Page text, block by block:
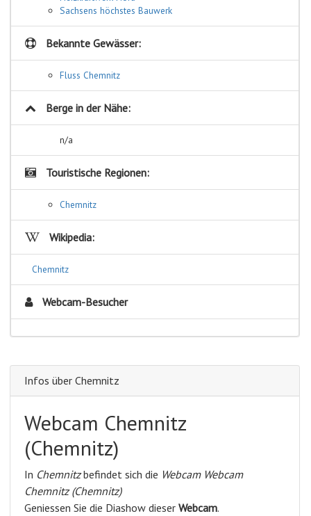
Sachsens höchstes Bauwerk
Bekannte Gewässer:
Fluss Chemnitz
Berge in der Nähe:
n/a
Touristische Regionen:
Chemnitz
Wikipedia:
Chemnitz
Webcam-Besucher
Infos über Chemnitz
Webcam Chemnitz
(Chemnitz)
In Chemnitzbefindet sich die Webcam Webcam
Chemnitz (Chemnitz)
Geniessen Sie die Diashow dieser Webcam.